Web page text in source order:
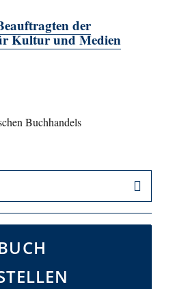
der
Kultur und Medien